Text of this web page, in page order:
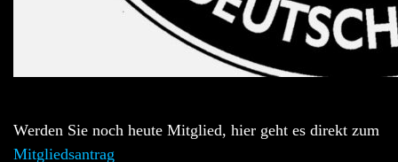
Werden Sie noch heute Mitglied, hier geht es direkt zum
Mitgliedsantrag